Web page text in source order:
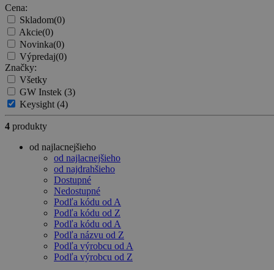
Cena:
Skladom(0)
Akcie(0)
Novinka(0)
Výpredaj(0)
Značky:
Všetky
GW Instek (3)
Keysight(4)
4 produkty
od najlacnejšieho
od najlacnejšieho
od najdrahšieho
Dostupné
Nedostupné
Podľa kódu od A
Podľa kódu od Z
Podľa kódu od A
Podľa názvu od Z
Podľa výrobcu od A
Podľa výrobcu od Z